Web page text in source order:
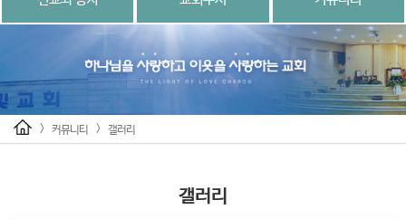
> 커뮤니티 > 갤러리
갤러리